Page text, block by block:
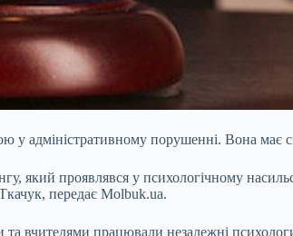
у адміністративному порушенні. Вона має
який проявлявся у психологічному
передає Molbuk.ua.
вчителями працювали незалежні